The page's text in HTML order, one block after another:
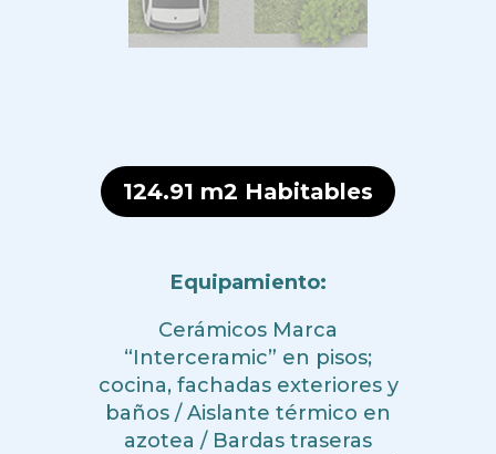
124.91 m2 Habitables
Equipamiento:
Cerámicos Marca
“Interceramic” en pisos;
cocina, fachadas exteriores y
baños / Aislante térmico en
azotea / Bardas traseras